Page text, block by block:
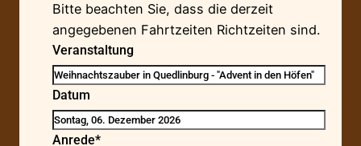
Bitte beachten Sie, dass die derzeit
angegebenen Fahrtzeiten Richtzeiten sind.
Veranstaltung
Datum
Anrede*